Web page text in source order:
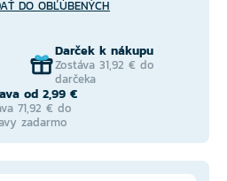
DO OBĽÚBENÝCH
Darček k nákupu
Zostáva 31,92 € do
darčeka
od 2,99 €
71,92 € do
zadarmo